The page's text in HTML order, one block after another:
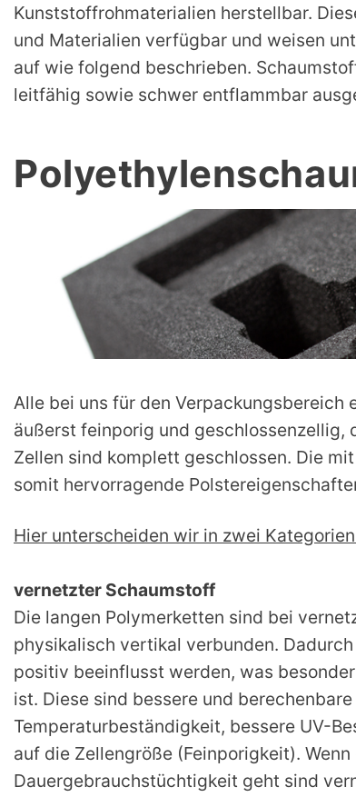
Kunststoffrohmaterialien herstellbar.
und Materialien verfügbar und weisen
auf wie folgend beschrieben.
leitfähig sowie schwer entflammbar
Alle bei uns für den
äußerst feinporig und geschlossenzellig,
Zellen sind komplett geschlossen. Die
somit hervorragende
Hier unterscheiden wir in zwei
vernetzter Schaumstoff
Die langen Polymerketten sind bei
physikalisch vertikal verbunden.
positiv beeinflusst werden, was
ist. Diese sind bessere und
Temperaturbeständigkeit, bessere UV-
auf die Zellengröße (Feinporigkeit).
Dauergebrauchstüchtigkeit geht sind